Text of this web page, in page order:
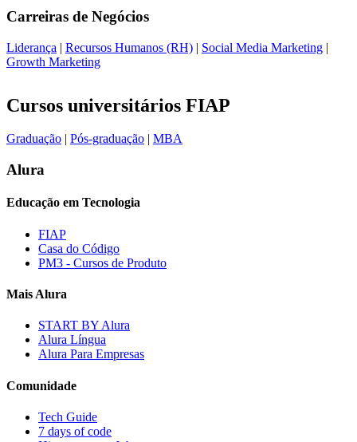
Carreiras de Negócios
Liderança | Recursos Humanos (RH) | Social Media Marketing |
Growth Marketing
Cursos universitários FIAP
Graduação Pós-graduação MBA
Alura
Educação em Tecnologia
FIAP
Casa do Código
PM3 - Cursos de Produto
Mais Alura
START BY Alura
Alura Língua
Alura Para Empresas
Comunidade
Tech Guide
7 days of code